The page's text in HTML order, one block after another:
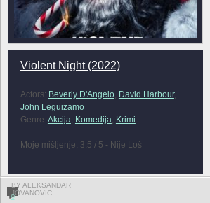
Violent Night (2022)
Actors: Beverly D'Angelo, David Harbour,
John Leguizamo
Genre: Akcija Komedija Krimi
Moje mišljenje: 3.5 / 5 - Nije Loš
BY ALEKSANDAR
JOVANOVIC
0